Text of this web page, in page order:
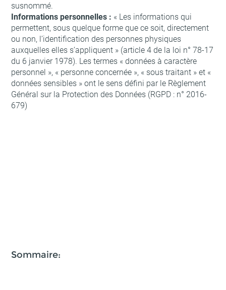
susnommé.
Informations personnelles : « Les informations qui
permettent, sous quelque forme que ce soit, directement
ou non, l’identification des personnes physiques
auxquelles elles s’appliquent » (article 4 de la loi n° 78-17
du 6 janvier 1978). Les termes « données à caractère
personnel », « personne concernée », « sous traitant » et «
données sensibles » ont le sens défini par le Règlement
Général sur la Protection des Données (RGPD : n° 2016-
679)
Sommaire: